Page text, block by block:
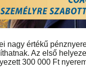
nagy értékű
Az első
300 000 Ft